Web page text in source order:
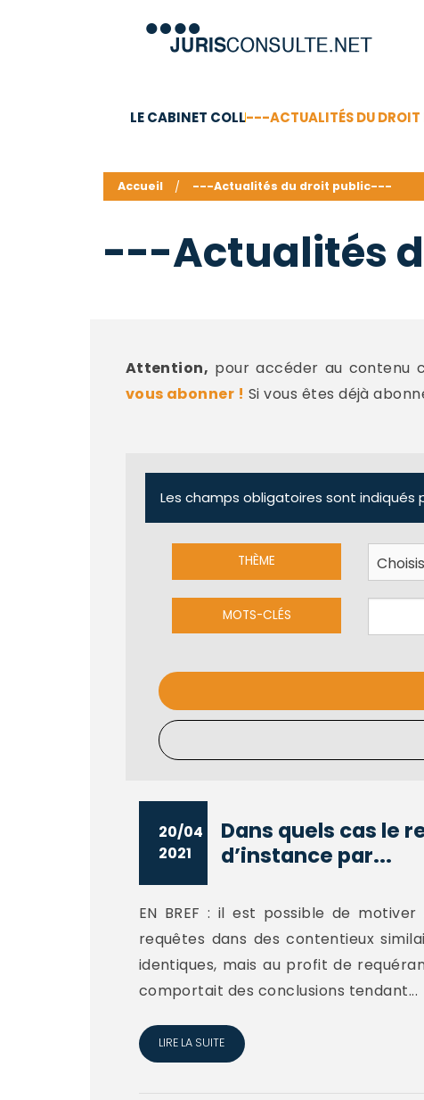
LE CABINET COLL---ACTUALITÉS DU
Accueil ---Actualités du droit public---
---Actualités
Attention, pour accéder au contenu
vous abonner ! Si vous êtes déjà
Les champs obligatoires sont indiqués
THÈME
MOTS-CLÉS
20/04
2021
Dans quels cas le
d’instance par...
EN BREF : il est possible de
requêtes dans des contentieux
identiques, mais au profit de
comportait des conclusions tendant...
LIRE LA SUITE